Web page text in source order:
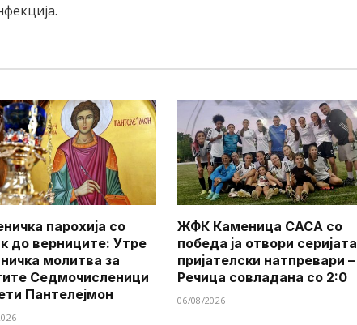
парохија со
до верниците: Утре
молитва за
Седмочисленици
Пантелејмон
ЖФК Каменица САСА со
победа ја отвори серијата
пријателски натпревари –
Речица совладана со 2:0
06/08/2026